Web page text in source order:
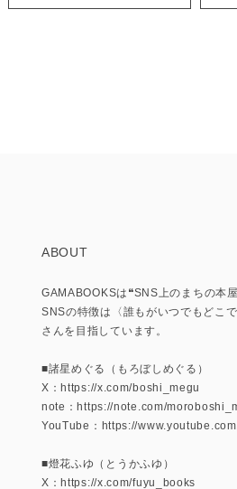
ABOUT
GAMABOOKSは❝SNS上のまちの本
SNSの特徴は〈誰もがいつでもどこ
さんを目指しています。
■諸星めぐる（もろぼしめぐる）
X：https://x.com/boshi_megu
note：https://note.com/
YouTube：https://
■燈花ふゆ（とうかふゆ）
X：https://x.com/fuyu_books